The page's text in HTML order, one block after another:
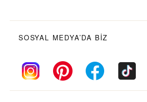
SOSYAL MEDYA’DA BİZ